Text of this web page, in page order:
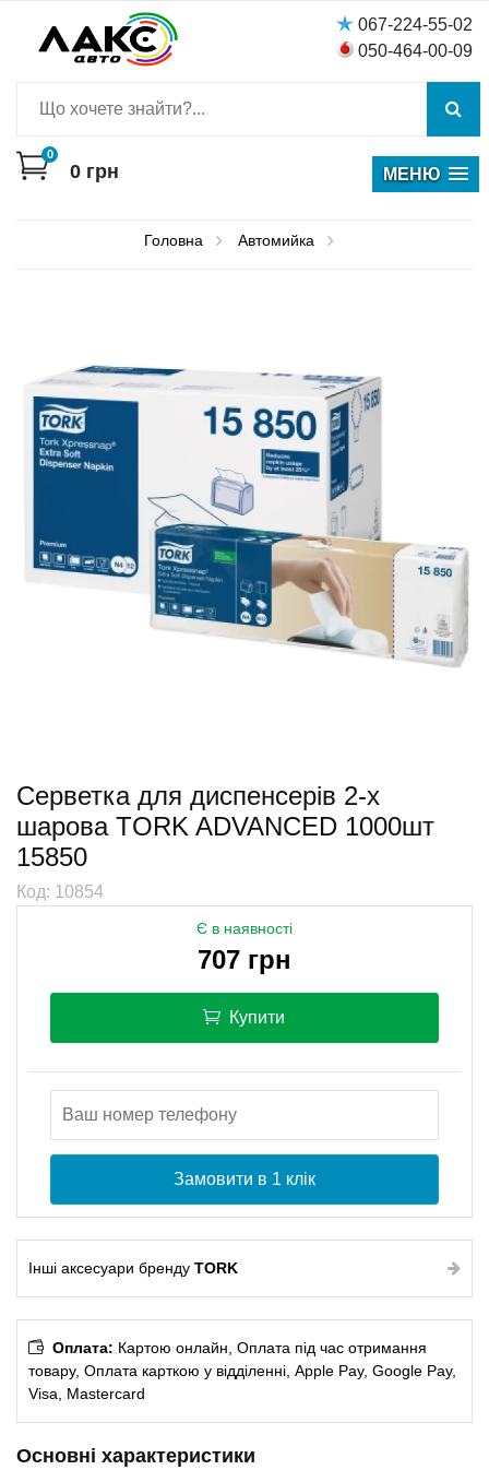
067-224-55-02
050-464-00-09
0
0 грн МЕНЮ
Головна Автомийка
Серветка для диспенсерів 2-х
шарова TORK ADVANCED 1000шт
15850
Код: 10854
Є в наявності
707 грн
Купити
Замовити в 1 клік
Інші аксесуари бренду TORK
Оплата: Картою онлайн, Оплата під час отримання
товару, Оплата карткою у відділенні, Apple Pay, Google Pay,
Visa, Mastercard
Основні характеристики